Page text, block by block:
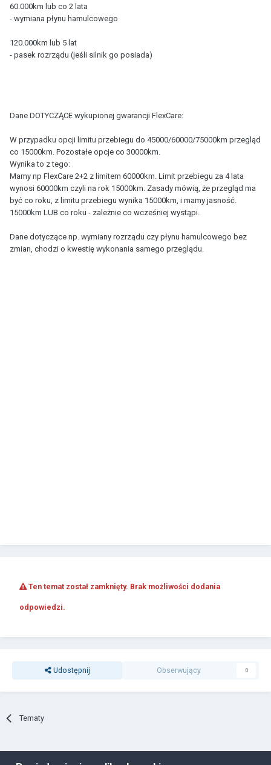
60.000km lub co 2 lata
- wymiana płynu hamulcowego
120.000km lub 5 lat
- pasek rozrządu (jeśli silnik go posiada)
Dane DOTYCZĄCE wykupionej gwarancji FlexCare:
W przypadku opcji limitu przebiegu do 45000/60000/75000km przegląd
co 15000km. Pozostałe opcje co 30000km.
Wynika to z tego:
Mamy np FlexCare 2+2 z limitem 60000km. Limit przebiegu za 4 lata
wynosi 60000km czyli na rok 15000km. Zasady mówią, że przegląd ma
być co roku, z limitu przebiegu wynika 15000km, i mamy jasność.
15000km LUB co roku - zależnie co wcześniej wystąpi.
Dane dotyczące np. wymiany rozrządu czy płynu hamulcowego bez
zmian, chodzi o kwestię wykonania samego przeglądu.
Ten temat został zamknięty. Brak możliwości dodania
odpowiedzi.
Udostępnij Obserwujący 0
Tematy